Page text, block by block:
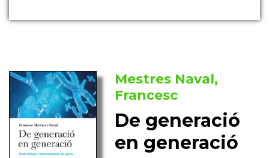
Mestres Naval,
Francesc
De generació
en generació